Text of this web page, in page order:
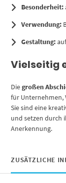
Besonderheit:
Verwendung:
Gestaltung:
Vielseitig
Diegroßen
für Unternehmen,
Sie sind eine
und setzen durch
Anerkennung.
ZUSÄTZLICHE